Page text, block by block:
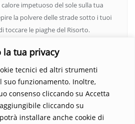
la tua privacy
tecnici ed altri strumenti
suo funzionamento. Inoltre,
consenso cliccando su Accetta
cliccando su
installare anche cookie di
impetuoso del sole sulla tua
la polvere delle strade sotto i tuoi
toccare le piaghe del Risorto.
Scopri un mondo in cui
ogni pagina un’esperienza
l’occasione di immergerti in
Acquista il libro e lascia che la
.